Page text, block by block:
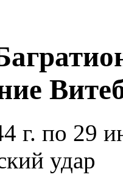
г. по 29
удар